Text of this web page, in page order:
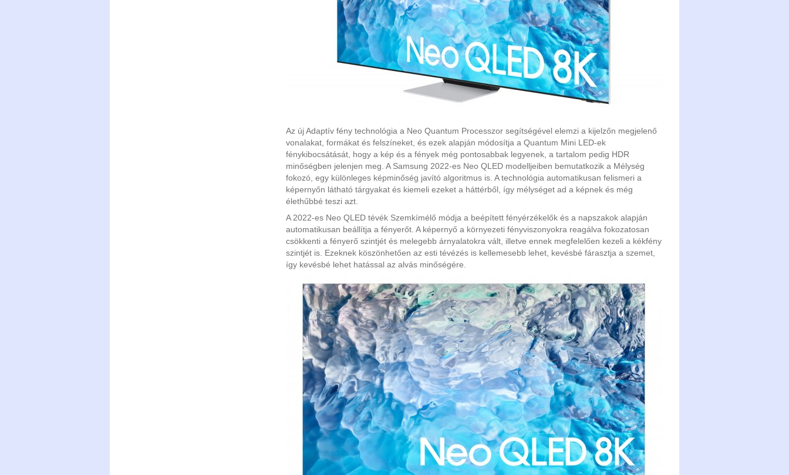
Az új Adaptív fény technológia a Neo Quantum Processzor segítségével elemzi a kijelzőn megjelenő
vonalakat, formákat és felszíneket, és ezek alapján módosítja a Quantum Mini LED-ek
fénykibocsátását, hogy a kép és a fények még pontosabbak legyenek, a tartalom pedig HDR
minőségben jelenjen meg. A Samsung 2022-es Neo QLED modelljeiben bemutatkozik a Mélység
fokozó, egy különleges képminőség javító algoritmus is. A technológia automatikusan felismeri a
képernyőn látható tárgyakat és kiemeli ezeket a háttérből, így mélységet ad a képnek és még
élethűbbé teszi azt.
A 2022-es Neo QLED tévék Szemkímélő módja a beépített fényérzékelők és a napszakok alapján
automatikusan beállítja a fényerőt. A képernyő a környezeti fényviszonyokra reagálva fokozatosan
csökkenti a fényerő szintjét és melegebb árnyalatokra vált, illetve ennek megfelelően kezeli a kékfény
szintjét is. Ezeknek köszönhetően az esti tévézés is kellemesebb lehet, kevésbé fárasztja a szemet,
így kevésbé lehet hatással az alvás minőségére.